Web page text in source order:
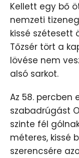
Kellett egy bő
nemzeti
kissé szétesett
Tőzsér tört a
lövése nem
alsó sarkot.
Az 58. percben
szabadrúgást
szinte fél
méteres, kissé
szerencsére